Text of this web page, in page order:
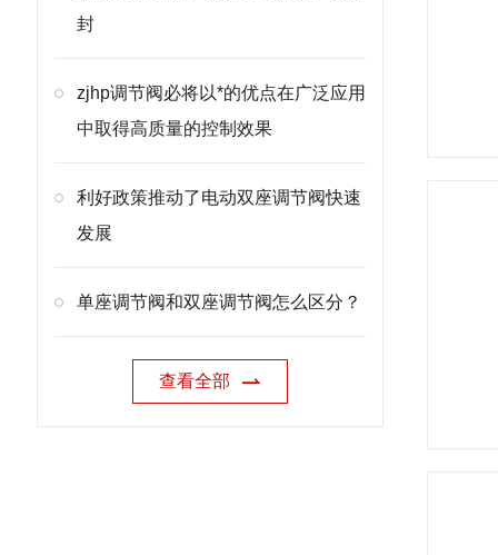
封
zjhp调节阀必将以*的优点在广泛应用
中取得高质量的控制效果
利好政策推动了电动双座调节阀快速
发展
单座调节阀和双座调节阀怎么区分？
查看全部